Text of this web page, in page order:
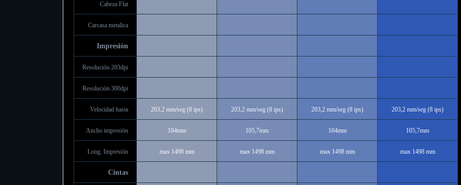
Cabeza Flat
Carcasa metalica
Impresión
Resolución 203dpi
Resolución 300dpi
Velocidad hasta 203,2 mm/seg (8 ips) 203,2 mm/seg (8 ips) 203,2 mm/seg (8 ips) 203,2 mm/seg (8 ips)
Ancho impresión 104mm 105,7mm 104mm 105,7mm
Long. Impresión max 1498 mm max 1498 mm max 1498 mm max 1498 mm
Cintas